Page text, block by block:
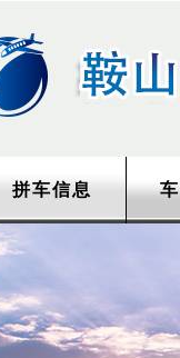
拼车信息